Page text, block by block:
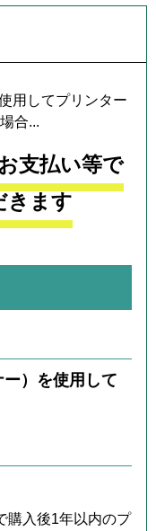
用してプリンター
合...
支払い等で
きます
）を使用して
購入後1年以内のプ